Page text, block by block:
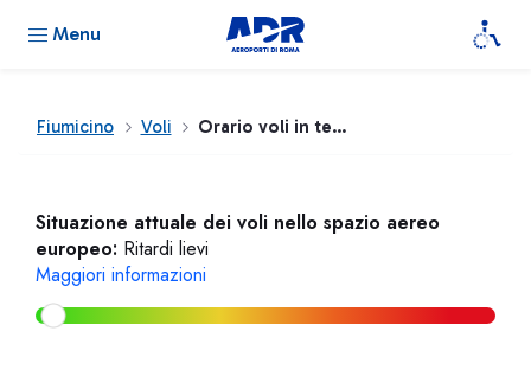
Menu
Fiumicino Voli Orario voli in tempo reale
Situazione attuale dei voli nello spazio aereo
europeo: Ritardi lievi
Maggiori informazioni